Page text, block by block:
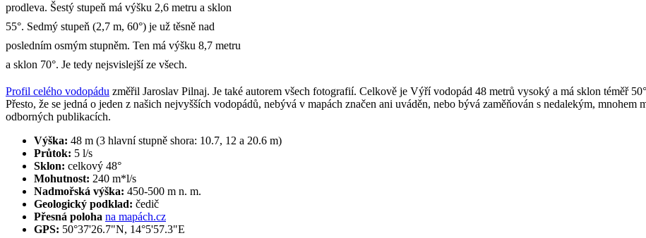
prodleva. Šestý stupeň má výšku 2,6 metru a sklon
55°. Sedmý stupeň (2,7 m, 60°) je už těsně nad
posledním osmým stupněm. Ten má výšku 8,7 metru
a sklon 70°. Je tedy nejsvislejší ze všech.
Profil celého vodopádu změřil Jaroslav Pilnaj. Je také autorem všech fotografií. Celkově je Výří vodopád 48 metrů vysoký a má sklon téměř
Přesto, že se jedná o jeden z našich nejvyšších vodopádů, nebývá v mapách značen ani uváděn, nebo bývá zaměňován s nedalekým, mnohem
odborných publikacích.
Výška: 48 m (3 hlavní stupně shora: 10.7, 12 a 20.6 m)
Průtok: 5 l/s
Sklon: celkový 48°
Mohutnost: 240 m*l/s
Nadmořská výška: 450-500 m n. m.
Geologický podklad: čedič
Přesná poloha na mapách.cz
GPS: 50°37'26.7"N, 14°5'57.3"E